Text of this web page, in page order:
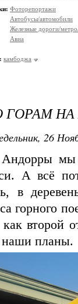
Фоторепортажи
Автобусы/автомобили
Железные дороги/
Авиа
камбоджа
ГОРАМ
26
мы
А всё
в
горного
как второй
наши планы.